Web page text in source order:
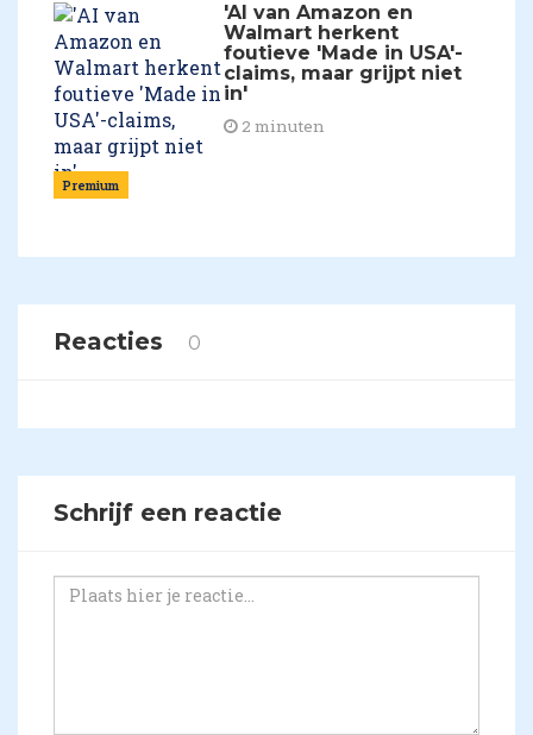
Premium
'AI van Amazon en
Walmart herkent
foutieve 'Made in USA'-
claims, maar grijpt niet
in'
2 minuten
Reacties 0
Schrijf een reactie